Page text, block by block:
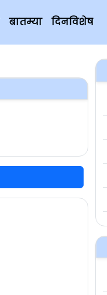
बातम्या दिनविशेष